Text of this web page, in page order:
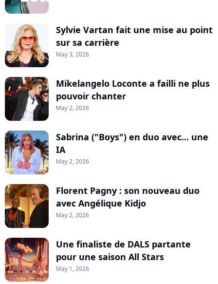
Sylvie Vartan fait une mise au point
sur sa carrière
May 3, 2026
Mikelangelo Loconte a failli ne plus
pouvoir chanter
May 2, 2026
Sabrina ("Boys") en duo avec... une
IA
May 2, 2026
Florent Pagny : son nouveau duo
avec Angélique Kidjo
May 2, 2026
Une finaliste de DALS partante
pour une saison All Stars
May 1, 2026